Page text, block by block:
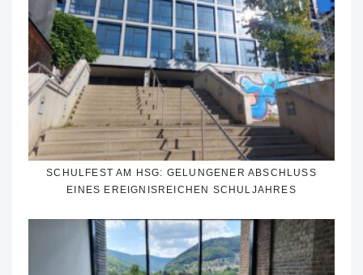
SCHULFEST AM HSG: GELUNGENER ABSCHLUSS
EINES EREIGNISREICHEN SCHULJAHRES